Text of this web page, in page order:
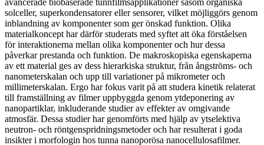
solceller, superkondensatorer eller sensorer, vilket möjliggörs genom
inblandning av komponenter som ger önskad funktion. Olika
materialkoncept har därför studerats med syftet att öka förståelsen
för interaktionerna mellan olika komponenter och hur dessa
påverkar prestanda och funktion. De makroskopiska egenskaperna
av ett material ges av dess hierarkiska struktur, från ångströms- och
nanometerskalan och upp till variationer på mikrometer och
millimeterskalan. Ergo har fokus varit på att studera kinetik relaterat
till framställning av filmer uppbyggda genom ytdeponering av
nanopartiklar, inkluderande studier av effekter av omgivande
atmosfär. Dessa studier har genomförts med hjälp av ytselektiva
neutron- och röntgenspridningsmetoder och har resulterat i goda
insikter i morfologin hos tunna nanoporösa nanocellulosafilmer.